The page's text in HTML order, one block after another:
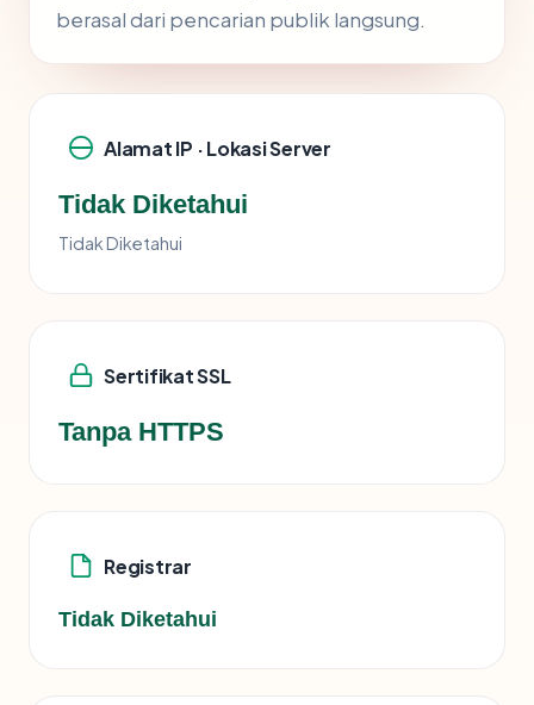
berasal dari pencarian publik langsung.
Alamat IP · Lokasi Server
Tidak Diketahui
Tidak Diketahui
Sertifikat SSL
Tanpa HTTPS
Registrar
Tidak Diketahui